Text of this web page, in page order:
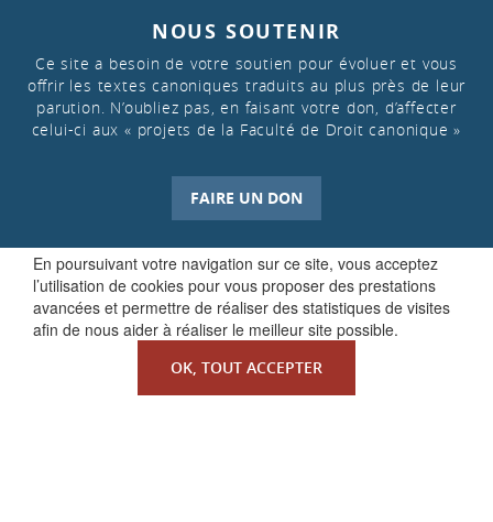
En poursuivant votre navigation sur ce site, vous acceptez
l’utilisation de cookies pour vous proposer des prestations
avancées et permettre de réaliser des statistiques de visites
afin de nous aider à réaliser le meilleur site possible.
OK, TOUT ACCEPTER
NOUS SOUTENIR
Ce site a besoin de votre soutien pour évoluer et vous
offrir les textes canoniques traduits au plus près de leur
parution. N’oubliez pas, en faisant votre don, d’affecter
celui-ci aux « projets de la Faculté de Droit canonique »
FAIRE UN DON